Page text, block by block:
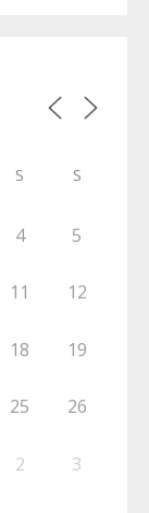
S S
4 5
11 12
18 19
25 26
2 3